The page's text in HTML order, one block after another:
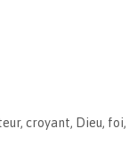
, croyant, Dieu, foi,